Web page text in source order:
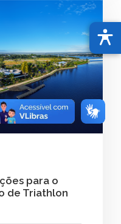
para o
de Triathlon